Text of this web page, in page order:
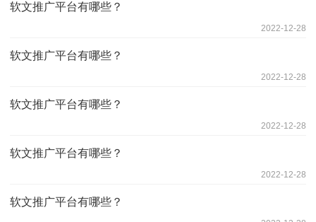
软文推广平台有哪些？
2022-12-28
软文推广平台有哪些？
2022-12-28
软文推广平台有哪些？
2022-12-28
软文推广平台有哪些？
2022-12-28
软文推广平台有哪些？